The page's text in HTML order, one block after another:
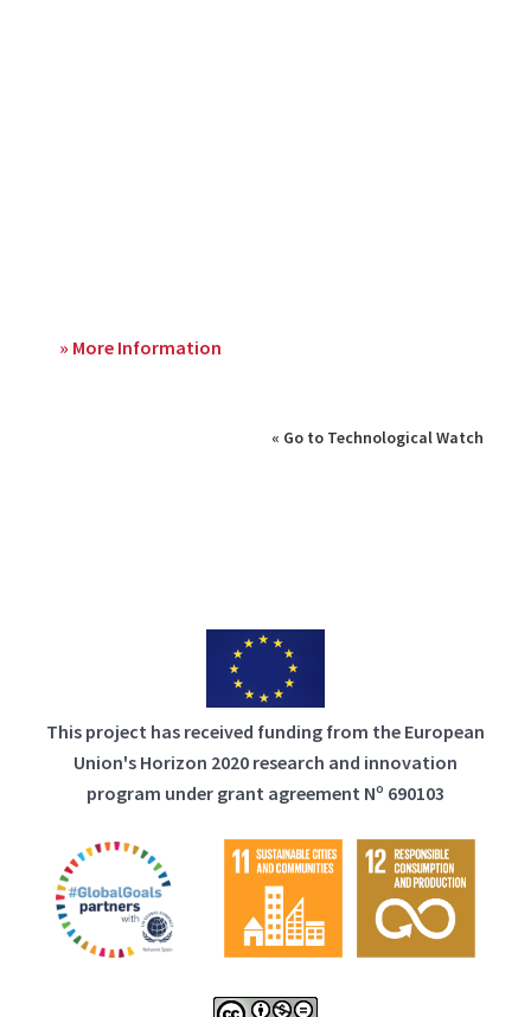
» More Information
« Go to Technological Watch
This project has received funding from the European
Union's Horizon 2020 research and innovation
program under grant agreement Nº 690103